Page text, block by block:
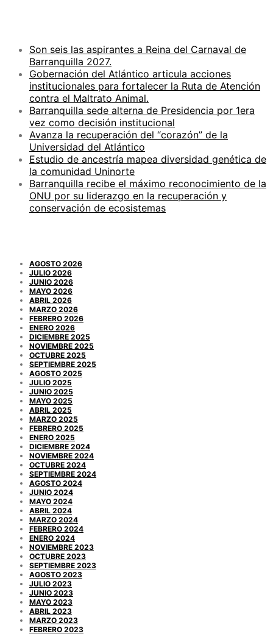
Son seis las aspirantes a Reina del Carnaval de
Barranquilla 2027.
Gobernación del Atlántico articula acciones
institucionales para fortalecer la Ruta de Atención
contra el Maltrato Animal.
Barranquilla sede alterna de Presidencia por 1era
vez como decisión institucional
Avanza la recuperación del “corazón” de la
Universidad del Atlántico
Estudio de ancestría mapea diversidad genética de
la comunidad Uninorte
Barranquilla recibe el máximo reconocimiento de la
ONU por su liderazgo en la recuperación y
conservación de ecosistemas
AGOSTO 2026
JULIO 2026
JUNIO 2026
MAYO 2026
ABRIL 2026
MARZO 2026
FEBRERO 2026
ENERO 2026
DICIEMBRE 2025
NOVIEMBRE 2025
OCTUBRE 2025
SEPTIEMBRE 2025
AGOSTO 2025
JULIO 2025
JUNIO 2025
MAYO 2025
ABRIL 2025
MARZO 2025
FEBRERO 2025
ENERO 2025
DICIEMBRE 2024
NOVIEMBRE 2024
OCTUBRE 2024
SEPTIEMBRE 2024
AGOSTO 2024
JUNIO 2024
MAYO 2024
ABRIL 2024
MARZO 2024
FEBRERO 2024
ENERO 2024
NOVIEMBRE 2023
OCTUBRE 2023
SEPTIEMBRE 2023
AGOSTO 2023
JULIO 2023
JUNIO 2023
MAYO 2023
ABRIL 2023
MARZO 2023
FEBRERO 2023